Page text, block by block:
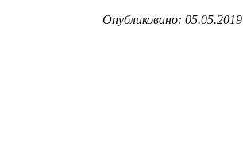
Опубликовано: 05.05.2019